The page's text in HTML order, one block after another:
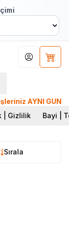
Hesabım
AYNI GÜN
| Gizlilik Bayi |
Sırala